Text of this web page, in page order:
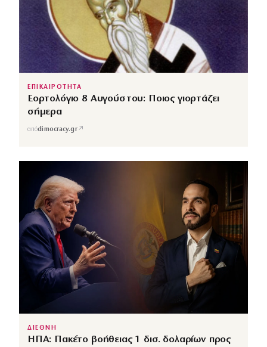
ΕΠΙΚΑΙΡΟΤΗΤΑ
Εορτολόγιο 8 Αυγούστου: Ποιος γιορτάζει
σήμερα
απόdimocracy.gr↗
ΔΙΕΘΝΗ
ΗΠΑ: Πακέτο βοήθειας 1 δισ. δολαρίων προς